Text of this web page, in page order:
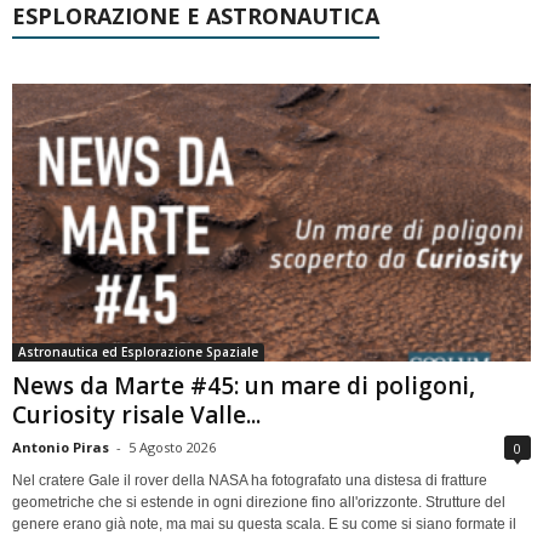
ESPLORAZIONE E ASTRONAUTICA
Astronautica ed Esplorazione Spaziale
News da Marte #45: un mare di poligoni,
Curiosity risale Valle...
Antonio Piras - 5 Agosto 2026 0
Nel cratere Gale il rover della NASA ha fotografato una distesa di fratture
geometriche che si estende in ogni direzione fino all'orizzonte. Strutture del
genere erano già note, ma mai su questa scala. E su come si siano formate il